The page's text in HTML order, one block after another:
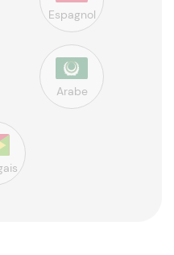
Espagnol
Arabe